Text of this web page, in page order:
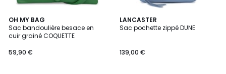
OH MY BAG
Sac bandoulière besace en
cuir grainé COQUETTE
59,90 €
4,2
/ 5
18
Couleurs
LANCASTER
Sac pochette zippé DUNE
139,00 €
4,6
/ 5
7
Couleurs